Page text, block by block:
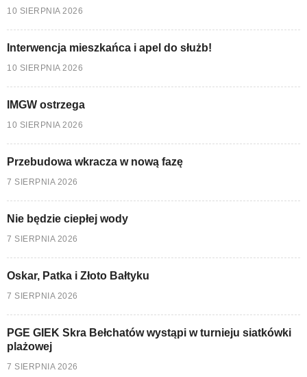
10 SIERPNIA 2026
Interwencja mieszkańca i apel do służb!
10 SIERPNIA 2026
IMGW ostrzega
10 SIERPNIA 2026
Przebudowa wkracza w nową fazę
7 SIERPNIA 2026
Nie będzie ciepłej wody
7 SIERPNIA 2026
Oskar, Patka i Złoto Bałtyku
7 SIERPNIA 2026
PGE GIEK Skra Bełchatów wystąpi w turnieju siatkówki
plażowej
7 SIERPNIA 2026